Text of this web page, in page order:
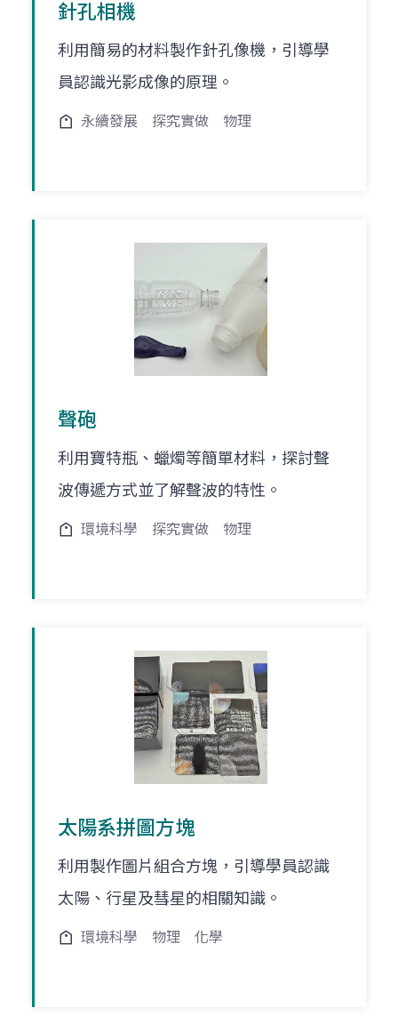
針孔相機
利用簡易的材料製作針孔像機，引導學
員認識光影成像的原理。
永續發展 探究實做 物理
聲砲
利用寶特瓶、蠟燭等簡單材料，探討聲
波傳遞方式並了解聲波的特性。
環境科學 探究實做 物理
太陽系拼圖方塊
利用製作圖片組合方塊，引導學員認識
太陽、行星及彗星的相關知識。
環境科學 物理 化學